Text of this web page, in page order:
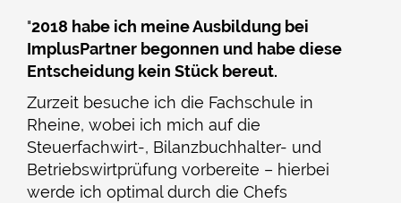
"2018 habe ich meine Ausbildung bei
ImplusPartner begonnen und habe diese
Entscheidung kein Stück bereut.
Zurzeit besuche ich die Fachschule in
Rheine, wobei ich mich auf die
Steuerfachwirt-, Bilanzbuchhalter- und
Betriebswirtprüfung vorbereite – hierbei
werde ich optimal durch die Chefs